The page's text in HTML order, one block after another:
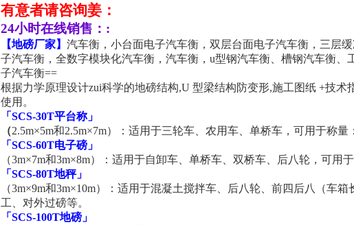
有意者请咨询姜：
24小时在线销售：:
【地磅厂家】 汽车衡，小台面电子汽车衡，双层台面电子汽车衡，三层
子汽车衡，全数字模块化汽车衡，汽车衡，u型钢汽车衡、槽钢汽车衡
子汽车衡==
根据力学原理设计zui科学的地磅结构,U 型梁结构防变形,施工图纸 +技
使用。
「SCS-30T平台称」
（2.5m×5m和2.5m×7m）：适用于三轮车、农用车、单桥车，可用于称
「SCS-60T电子磅」
（3m×7m和3m×8m）：适用于自卸车、单桥车、双桥车、后八轮，可用
「SCS-80T地秤」
（3m×9m和3m×10m）：适用于混凝土搅拌车、后八轮、前四后八（车
工、对外过磅等。
「SCS-100T地磅」